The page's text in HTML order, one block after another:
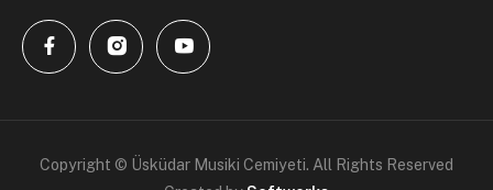
Copyright © Üsküdar Musiki Cemiyeti. All Rights Reserved